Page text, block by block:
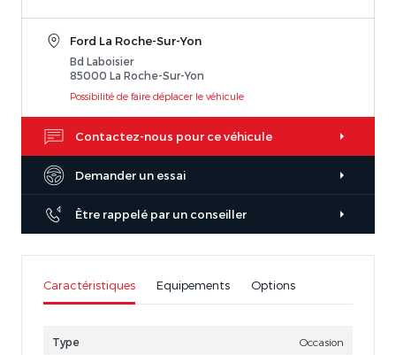
Ford La Roche-Sur-Yon
Bd Laboisier
85000 La Roche-Sur-Yon
Possibilité de faire déplacer le véhicule
Contactez-nous pour ce véhicule
Demander un essai
Être rappelé par un conseiller
Caractéristiques Equipements Options
Type Occasion